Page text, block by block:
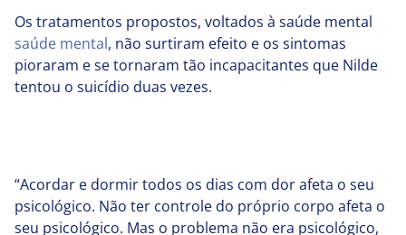
Os tratamentos propostos, voltados à saúde mental
saúde mental, não surtiram efeito e os sintomas
pioraram e se tornaram tão incapacitantes que Nilde
tentou o suicídio duas vezes.
“Acordar e dormir todos os dias com dor afeta o seu
psicológico. Não ter controle do próprio corpo afeta o
seu psicológico. Mas o problema não era psicológico,